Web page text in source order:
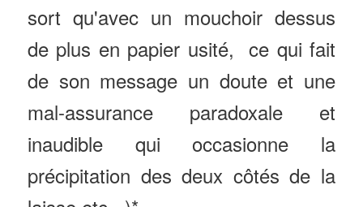
sort qu'avec un mouchoir dessus
de plus en papier usité, ce qui fait
de son message un doute et une
mal-assurance paradoxale et
inaudible qui occasionne la
précipitation des deux côtés de la